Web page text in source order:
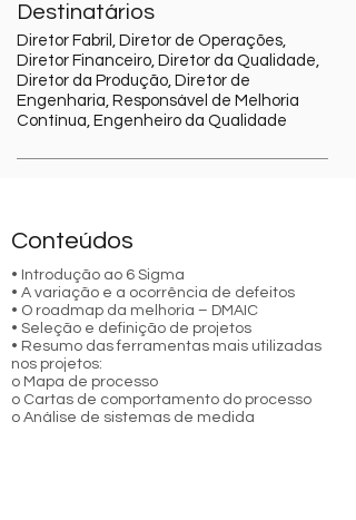
Destinatários
Diretor Fabril, Diretor de Operações,
Diretor Financeiro, Diretor da Qualidade,
Diretor da Produção, Diretor de
Engenharia, Responsável de Melhoria
Contínua, Engenheiro da Qualidade
Conteúdos
• Introdução ao 6 Sigma
• A variação e a ocorrência de defeitos
• O roadmap da melhoria – DMAIC
• Seleção e definição de projetos
• Resumo das ferramentas mais utilizadas
nos projetos:
o Mapa de processo
o Cartas de comportamento do processo
o Análise de sistemas de medida